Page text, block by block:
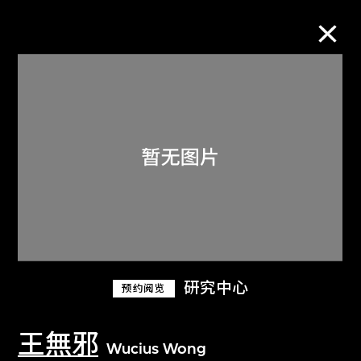
预约阅览 研究中心
王無邪 Wucius Wong
关于M+藏品
探索世界顶级的二十及二十一世纪视觉
文化藏品。